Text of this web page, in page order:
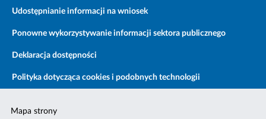
Udostępnianie informacji na wniosek
Ponowne wykorzystywanie informacji sektora publicznego
Deklaracja dostępności
Polityka dotycząca cookies i podobnych technologii
Mapa strony